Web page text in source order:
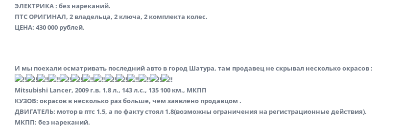
ЭЛЕКТРИКА : без нареканий.
ПТС ОРИГИНАЛ, 2 владельца, 2 ключа, 2 комплекта колес.
ЦЕНА: 430 000 рублей.
И мы поехали осматривать последний авто в город Шатура, там продавец не скрывал несколько окрасов :
Mitsubishi Lancer, 2009 г.в. 1.8 л., 143 л.с., 135 100 км., MКПП
КУЗОВ: окрасов в несколько раз больше, чем заявлено продавцом .
ДВИГАТЕЛЬ: мотор в птс 1.5, а по факту стоял 1.8(возможны ограничения на регистрационные действия).
МКПП: без нареканий.